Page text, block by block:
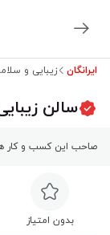
ایرانگان زیبایی و
سالن
صاحب این کسب و کار
بدون امتیاز